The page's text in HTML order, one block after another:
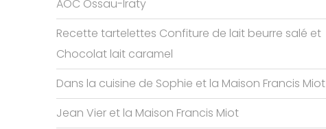
AOC Ossau-Iraty
Recette tartelettes Confiture de lait beurre salé et
Chocolat lait caramel
Dans la cuisine de Sophie et la Maison Francis Miot
Jean Vier et la Maison Francis Miot